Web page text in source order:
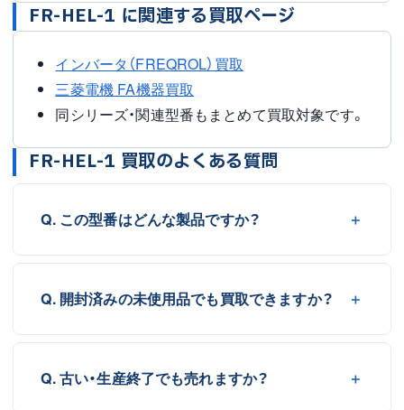
FR-HEL-1 に関連する買取ページ
インバータ（FREQROL）買取
三菱電機 FA機器買取
同シリーズ・関連型番もまとめて買取対象です。
FR-HEL-1 買取のよくある質問
Q. この型番はどんな製品ですか？
Q. 開封済みの未使用品でも買取できますか？
Q. 古い・生産終了でも売れますか？